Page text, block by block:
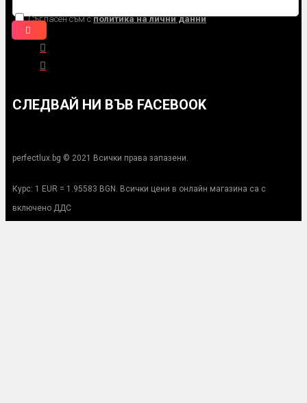
Съгласен съм сполитика на лични данни
СЛЕДВАЙ НИ ВЪВ FACEBOOK
perfectlux.bg © 2021 Всички права запазени.
Курс: 1 EUR = 1.95583 BGN. Всички цени в онлайн магазина са с
включено ДДС